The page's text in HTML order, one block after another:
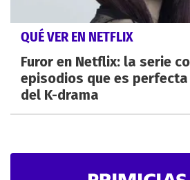
QUÉ VER EN NETFLIX
Furor en Netflix: la serie
episodios que es
del K-drama